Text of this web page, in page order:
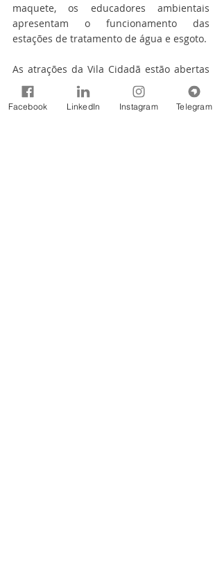
maquete, os educadores ambientais
apresentam o funcionamento das
estações de tratamento de água e esgoto.
As atrações da Vila Cidadã estão abertas
ao público de 9 às 21 horas até o dia 23
de março.​
Facebook LinkedIn Instagram Telegram